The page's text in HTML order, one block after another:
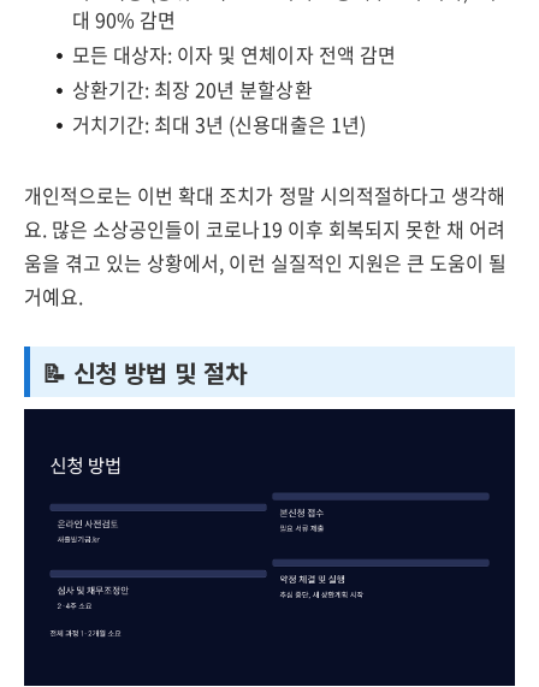
대 90% 감면
모든 대상자: 이자 및 연체이자 전액 감면
상환기간: 최장 20년 분할상환
거치기간: 최대 3년 (신용대출은 1년)
개인적으로는 이번 확대 조치가 정말 시의적절하다고 생각해
요. 많은 소상공인들이 코로나19 이후 회복되지 못한 채 어려
움을 겪고 있는 상황에서, 이런 실질적인 지원은 큰 도움이 될
거예요.
📝 신청 방법 및 절차